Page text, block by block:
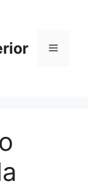
Menú